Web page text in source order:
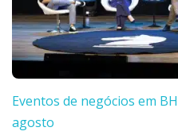
Eventos de negócios em
agosto